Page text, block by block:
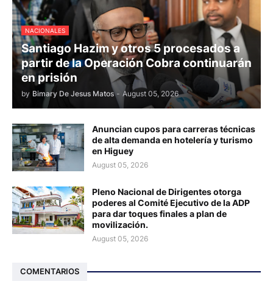
NACIONALES
Santiago Hazim y otros 5 procesados a
partir de la Operación Cobra continuarán
en prisión
by Bimary De Jesus Matos - August 05, 2026
Anuncian cupos para carreras técnicas
de alta demanda en hotelería y turismo
en Higuey
August 05, 2026
Pleno Nacional de Dirigentes otorga
poderes al Comité Ejecutivo de la ADP
para dar toques finales a plan de
movilización.
August 05, 2026
COMENTARIOS